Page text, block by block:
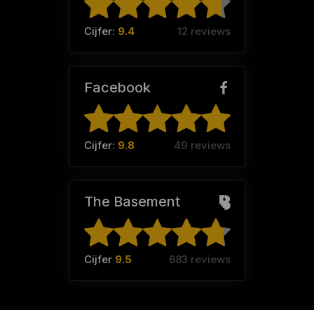
Cijfer: 9.4 12 reviews
Facebook
Cijfer: 9.8 49 reviews
The Basement
Cijfer 9.5 683 reviews